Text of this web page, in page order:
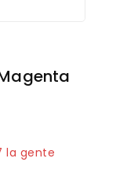
7 horas
la gente